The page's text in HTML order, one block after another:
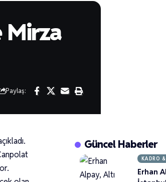
Mirza
Paylaş:
Güncel Haberler
KADRO
Erhan